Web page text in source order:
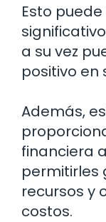
Esto
a su vez
positivo en
Además,
financiera
permitirles
recursos y
costos.